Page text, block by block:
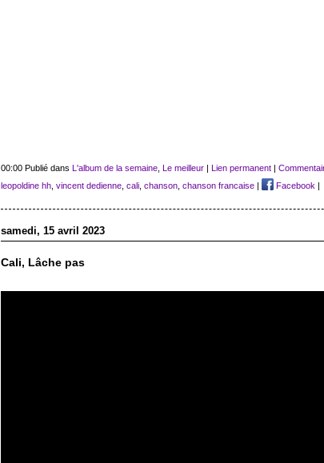
00:00 Publié dans L'album de la semaine, Le meilleur| Lien permanent|
leopoldine hh, vincent dedienne, cali, chanson, chanson francaise| Facebook |
samedi, 15 avril 2023
Cali, Lâche pas